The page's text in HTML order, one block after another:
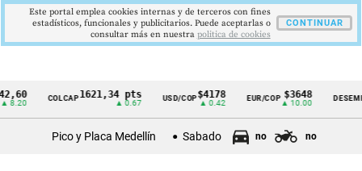
Cintillo
COLCAP1621,34 pts USD/COP$4178
▲ 0.42
EUR/COP $3648
▲ 10.00
DESEMPLEO
▼
Pico y Placa Medellín Sabado no no
Este portal emplea cookies internas y de terceros con fines
estadísticos, funcionales y publicitarios. Puede aceptarlas o
consultar más en nuestra politica de cookies
CONTINUAR